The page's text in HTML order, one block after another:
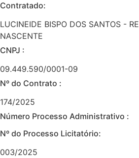
Contratado:
LUCINEIDE BISPO DOS SANTOS -
NASCENTE
CNPJ :
09.449.590/0001-09
Nº do Contrato :
174/2025
Número Processo Administrativo :
Nº do Processo Licitatório:
003/2025